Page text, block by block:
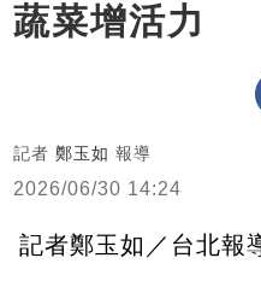
蔬菜增活力
記者 鄭玉如 報導
2026/06/30 14:24
記者鄭玉如／台北報